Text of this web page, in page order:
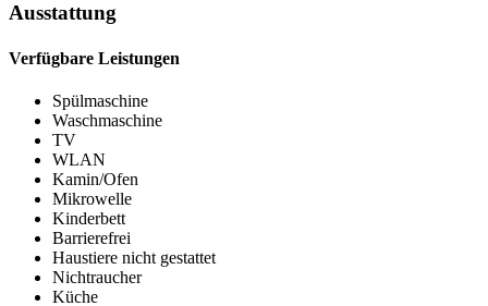
Ausstattung
Verfügbare Leistungen
Spülmaschine
Waschmaschine
TV
WLAN
Kamin/Ofen
Mikrowelle
Kinderbett
Barrierefrei
Haustiere nicht gestattet
Nichtraucher
Küche